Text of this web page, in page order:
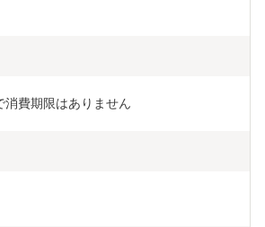
消費期限はありません